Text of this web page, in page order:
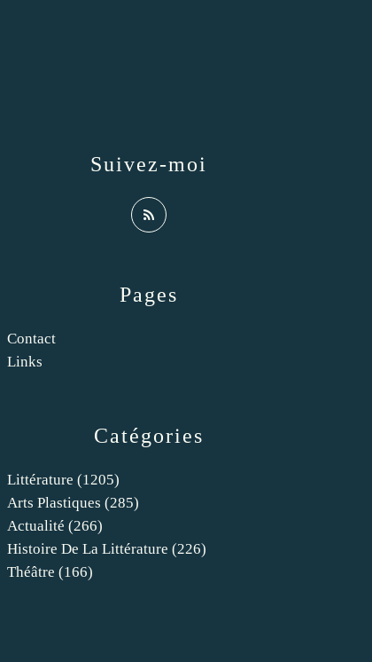
Catégories
Littérature (1205)
Arts Plastiques (285)
Actualité (266)
Histoire De La Littérature (226)
Théâtre (166)
Pages
Contact
Links
Suivez-moi